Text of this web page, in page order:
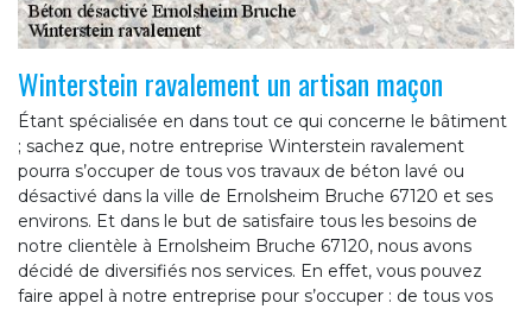
Winterstein ravalement un artisan maçon
Étant spécialisée en dans tout ce qui concerne le bâtiment
; sachez que, notre entreprise Winterstein ravalement
pourra s’occuper de tous vos travaux de béton lavé ou
désactivé dans la ville de Ernolsheim Bruche 67120 et ses
environs. Et dans le but de satisfaire tous les besoins de
notre clientèle à Ernolsheim Bruche 67120, nous avons
décidé de diversifiés nos services. En effet, vous pouvez
faire appel à notre entreprise pour s’occuper : de tous vos